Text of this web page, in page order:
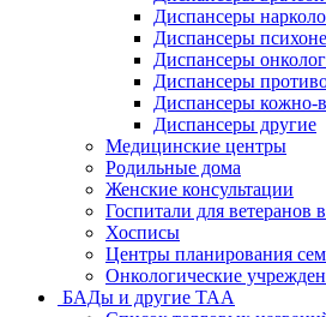
Диспансеры
Диспансеры
Диспансеры
Диспансеры
Диспансеры кожно-
Диспансеры другие
Медицинские центры
Родильные дома
Женские консультации
Госпитали для ветеранов
Хосписы
Центры планирования
Онкологические
БАДы и другие ТАА